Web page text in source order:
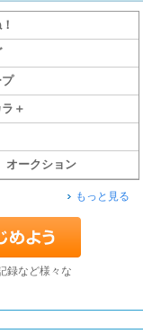
＋
オークション
もっと見る
録など様々な